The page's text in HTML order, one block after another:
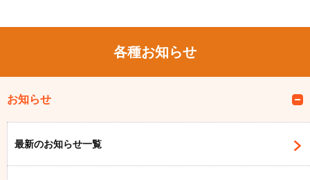
各種お知らせ
お知らせ
最新のお知らせ一覧